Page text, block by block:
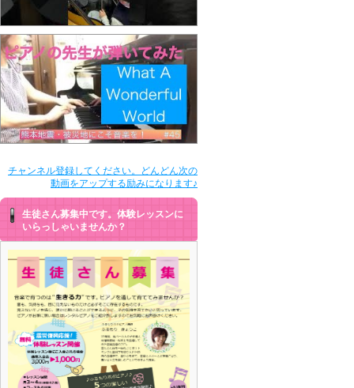
チャンネル登録してください。どんどん次の
動画をアップする励みになります♪
生徒さん募集中です。体験レッスンに
いらっしゃいませんか？